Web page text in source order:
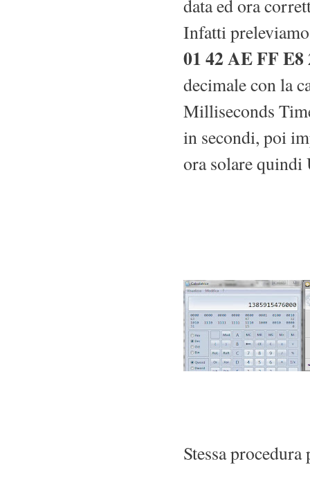
data ed ora
Infatti
01 42 AE FF E8
decimale con la
Milliseconds
in secondi, poi
ora solare
Stessa